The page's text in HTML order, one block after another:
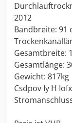
2012
Bandbreite: 91
Gesamtbreite:
Gesamtlänge:
Gewicht: 817kg
Csdpov Iy H